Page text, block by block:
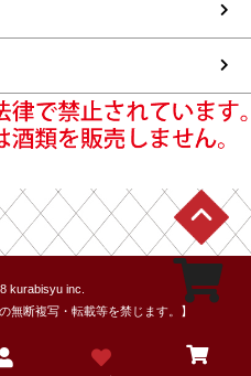
kurabisyu inc.
無断複写・転載等を禁じます。】